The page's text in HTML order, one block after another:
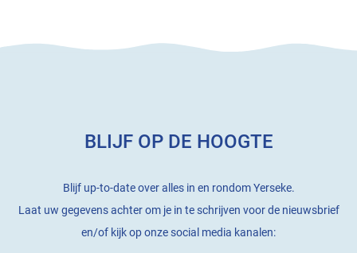
BLIJF OP DE HOOGTE
Blijf up-to-date over alles in en rondom Yerseke.
Laat uw gegevens achter om je in te schrijven voor de nieuwsbrief
en/of kijk op onze social media kanalen: